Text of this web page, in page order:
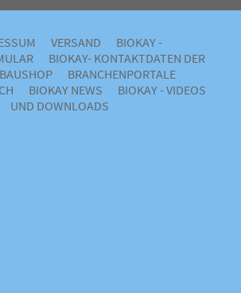
VERSAND
BIOKAY -
BIOKAY- KONTAKTDATEN DER
BRANCHENPORTALE
BIOKAY NEWS
BIOKAY - VIDEOS
UND DOWNLOADS